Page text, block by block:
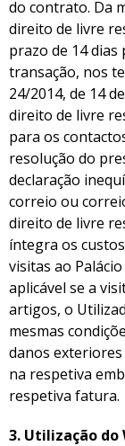
do contrato. Da
direito de livre
prazo de 14 dias
transação, nos
24/2014, de 14
direito de livre
para os
resolução do
declaração
correio ou
direito de livre
íntegra os
visitas ao
aplicável se a
artigos, o
mesmas
danos
na respetiva
respetiva fatura.
3. Utilização do